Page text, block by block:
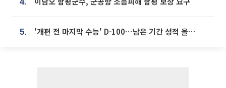
4.
5. '개편 전 마지막 수능' D-100⋯남은 기간 성적 올릴 전략은